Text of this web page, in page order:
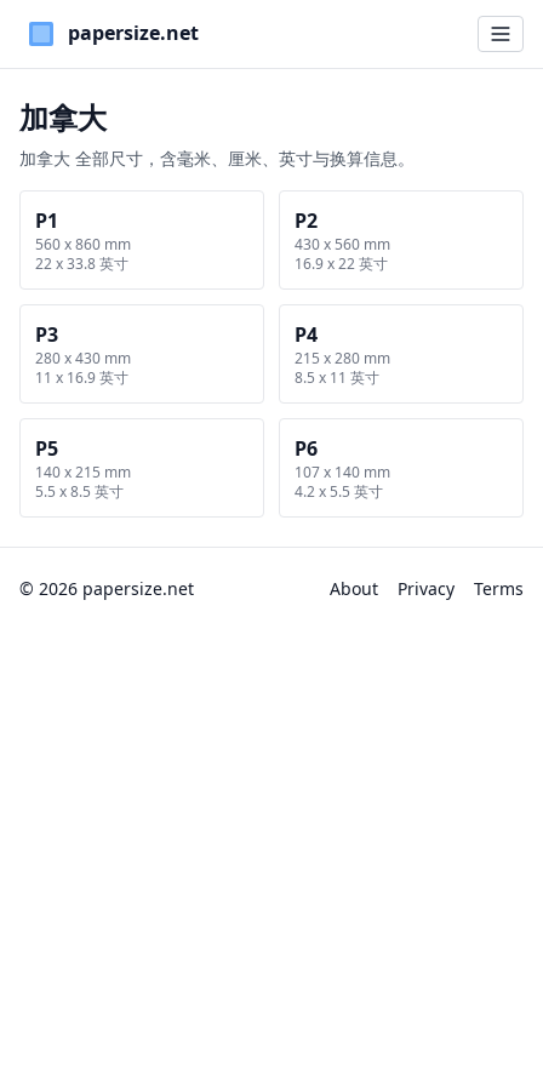
Paper Sizes
加拿大
加拿大 全部尺寸，含毫米、厘米、英寸与换算信息。
P1
560 x 860 mm
22 x 33.8 英寸
P2
430 x 560 mm
16.9 x 22 英寸
P3
280 x 430 mm
11 x 16.9 英寸
P4
215 x 280 mm
8.5 x 11 英寸
P5
140 x 215 mm
5.5 x 8.5 英寸
P6
107 x 140 mm
4.2 x 5.5 英寸
© 2026 papersize.net About Privacy Terms